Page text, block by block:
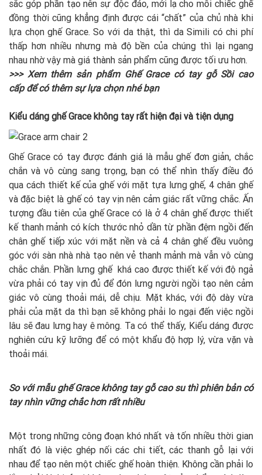
sắc góp phần tạo nên sự độc đáo, mới lạ cho mỗi chiếc ghế
đồng thời cũng khẳng định được cái “chất” của chủ nhà khi
lựa chọn ghế Grace. So với da thật, thì da Simili có chi phí
thấp hơn nhiều nhưng mà độ bền của chúng thì lại ngang
nhau nhờ vậy mà giá thành sản phẩm cũng được tối ưu hơn.
>>> Xem thêm sản phẩm Ghế Grace có tay gỗ Sồi cao
cấpđể có thêm sự lựa chọn nhé bạn
Kiểu dáng ghế Grace không tay rất hiện đại và tiện dụng
Ghế Grace có tay được đánh giá là mẫu ghế đơn giản, chắc
chắn và vô cùng sang trọng, bạn có thể nhìn thấy điều đó
qua cách thiết kế của ghế với mặt tựa lưng ghế, 4 chân ghế
và đặc biệt là ghế có tay vịn nên cảm giác rất vững chắc. Ấn
tượng đầu tiên của ghế Grace có là ở 4 chân ghế được thiết
kế thanh mảnh có kích thước nhỏ dần từ phần đệm ngồi đến
chân ghế tiếp xúc với mặt nền và cả 4 chân ghế đều vuông
góc với sàn nhà nhà tạo nên vẻ thanh mảnh mà vẫn vô cùng
chắc chắn. Phần lưng ghế khá cao được thiết kế với độ ngả
vừa phải có tay vịn đủ để đón lưng người ngồi tạo nên cảm
giác vô cùng thoải mái, dễ chịu. Mặt khác, với độ dày vừa
phải của mặt da thì bạn sẽ không phải lo ngại đến việc ngồi
lâu sẽ đau lưng hay ê mông. Ta có thể thấy, Kiểu dáng được
nghiên cứu kỹ lưỡng để có một khẩu độ hợp lý, vừa vặn và
thoải mái.
So với mẫughế Grace không tay gỗ cao suthì phiên bản có
tay nhìn vững chắc hơn rất nhiều
Một trong những công đoạn khó nhất và tốn nhiều thời gian
nhất đó là việc ghép nối các chi tiết, các thanh gỗ lại với
nhau để tạo nên một chiếc ghế hoàn thiện. Không cần phải lo